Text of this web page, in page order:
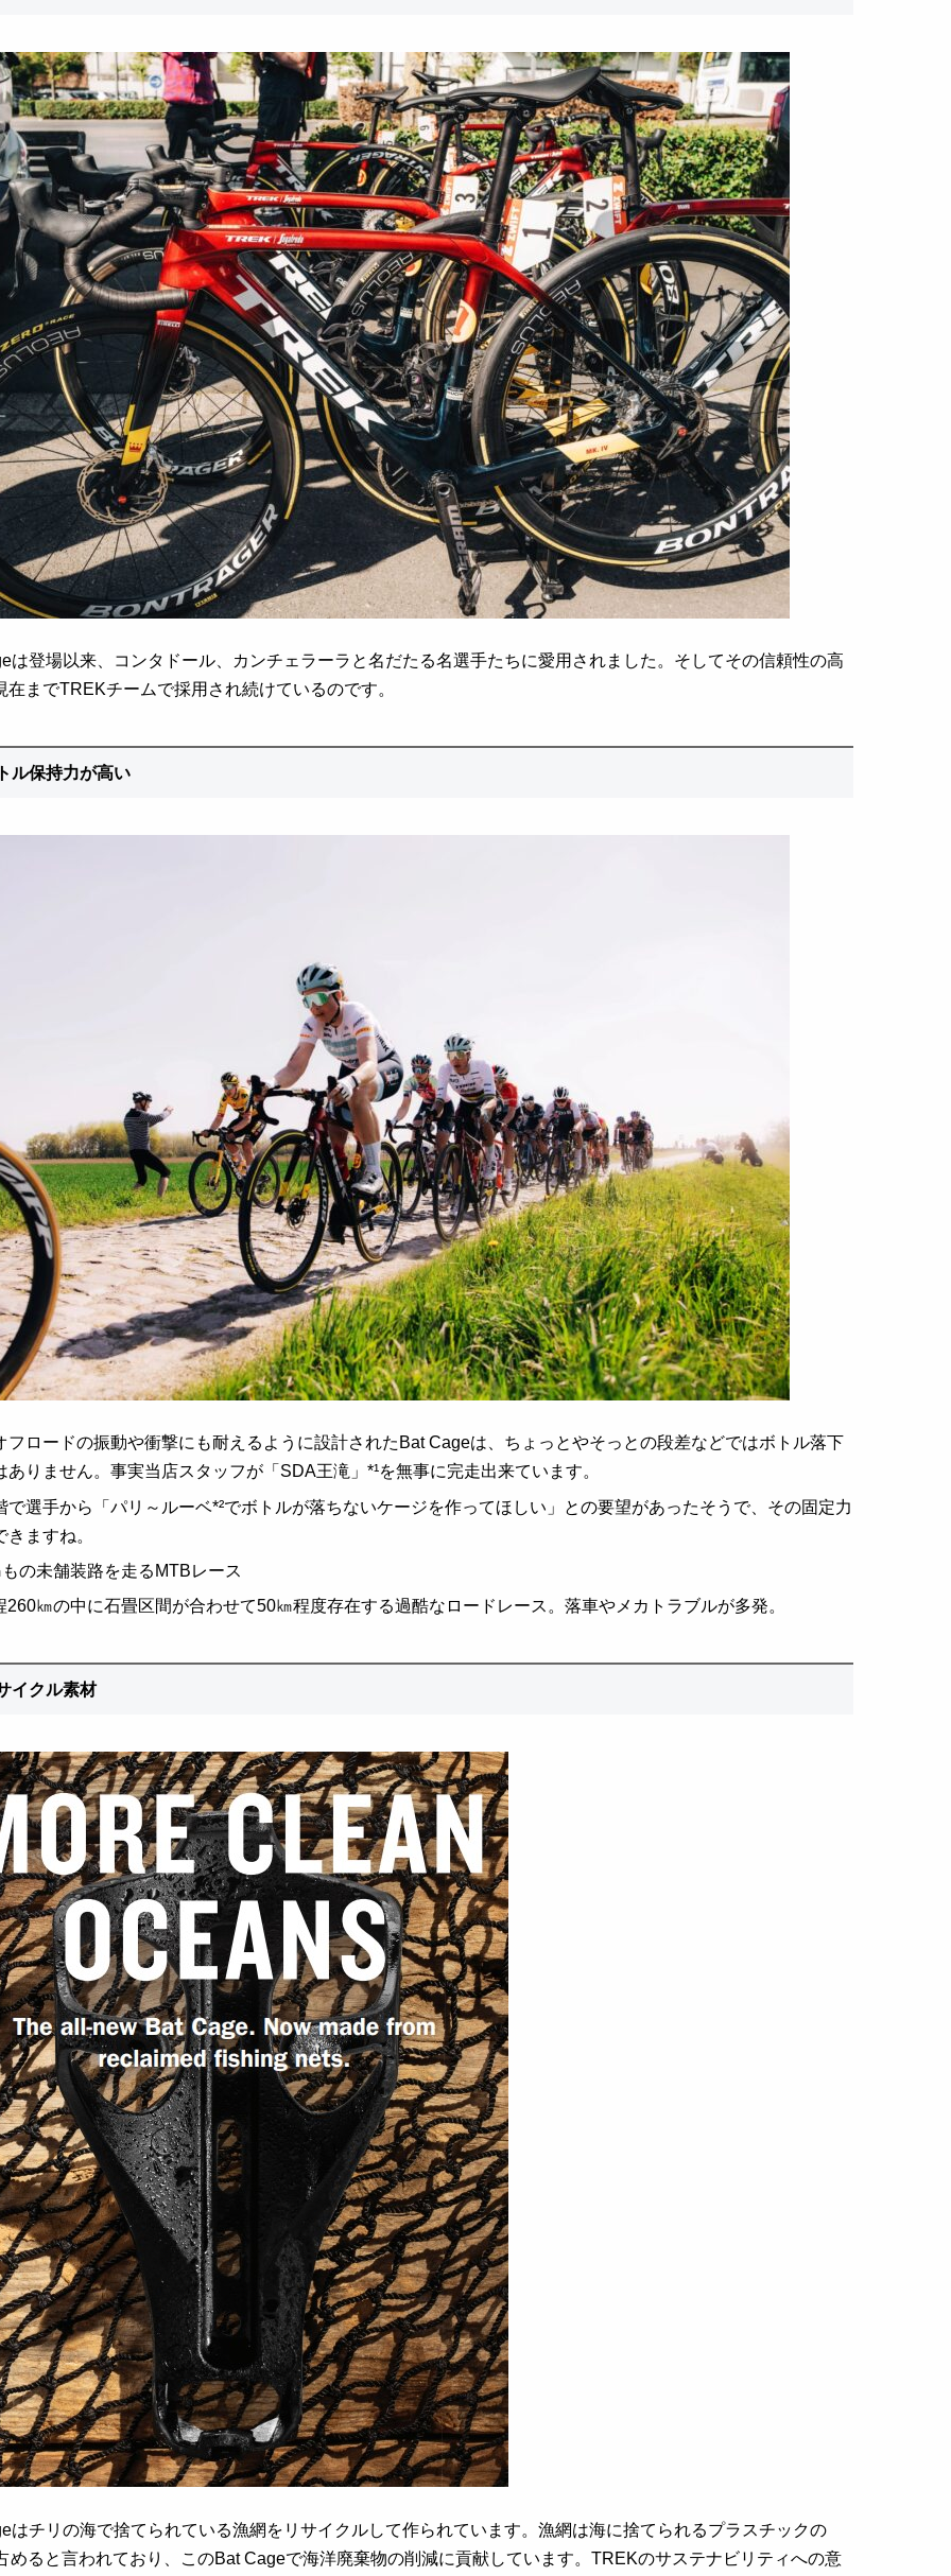
は登場以来、コンタドール、カンチェラーラと名だたる名選手たちに愛用されました。そしてその信頼性の高
在までTREKチームで採用され続けているのです。
ル保持力が高い
フロードの振動や衝撃にも耐えるように設計された Bat Cageは、ちょっとやそっとの段差などではボトル落下
ありません。事実当店スタッフが「SDA王滝」*¹を無事に完走出来ています。
で選手から「パリ～ルーベ*²でボトルが落ちないケージを作ってほしい」との要望があったそうで、その固定力
きますね。
もの未舗装路を走るMTBレース
260㎞の中に石畳区間が合わせて50㎞程度存在する過酷なロードレース。落車やメカトラブルが多発。
イクル素材
はチリの海で捨てられている漁網をリサイクルして作られています。漁網は海に捨てられるプラスチックの
めると言われており、このBat Cageで海洋廃棄物の削減に貢献しています。 TREKのサステナビリティへの意